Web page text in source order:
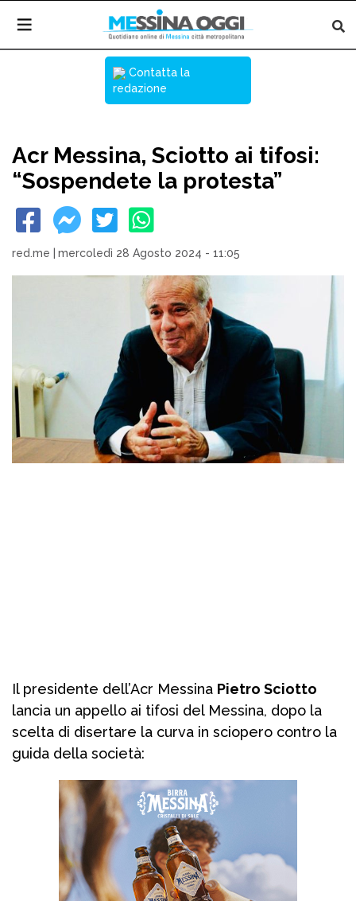
Contatta la
redazione
Acr Messina, Sciotto ai tifosi:
“Sospendete la protesta”
red.me mercoledì 28 Agosto 2024 - 11:05
Il presidente dell’Acr Messina Pietro Sciotto
lancia un appello ai tifosi del Messina, dopo la
scelta di disertare la curva in sciopero contro la
guida della società: